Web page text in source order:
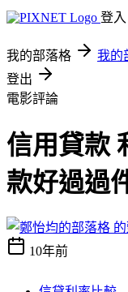
登入
我的部落格 我的
登出
電影評論
信用貸款
款好過過
10年前